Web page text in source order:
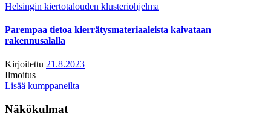
Helsingin kiertotalouden klusteriohjelma
Parempaa tietoa kierrätysmateriaaleista kaivataan
rakennusalalla
Kirjoitettu 21.8.2023
Ilmoitus
Lisää kumppaneilta
Näkökulmat